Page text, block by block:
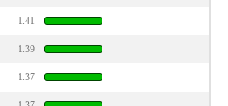
1.41
1.39
1.37